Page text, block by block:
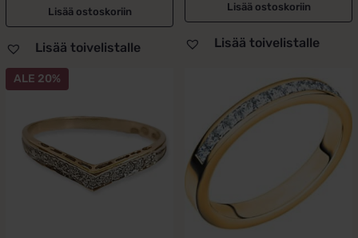
Lisää ostoskoriin
Lisää toivelistalle
Lisää ostoskoriin
Lisää toivelistalle
ALE 20%
Tällä
tuotteella
useampi
muunnelma.